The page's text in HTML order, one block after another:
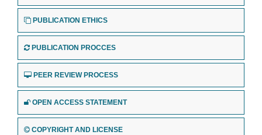
PUBLICATION ETHICS
PUBLICATION PROCCES
PEER REVIEW PROCESS
OPEN ACCESS STATEMENT
COPYRIGHT AND LICENSE